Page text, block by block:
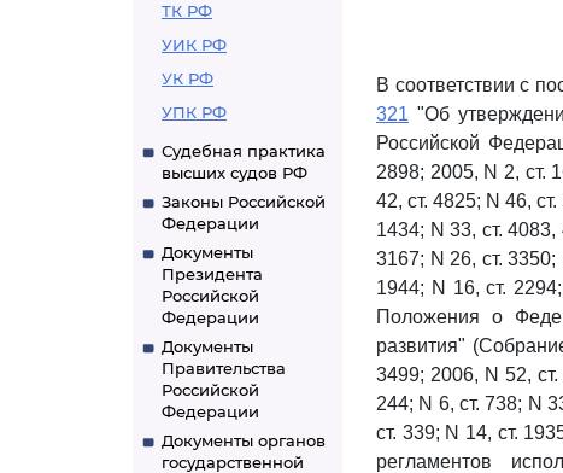
ТК РФ
УИК РФ
УК РФ
УПК РФ
Судебная практика
высших судов РФ
Законы Российской
Федерации
Документы
Президента
Российской
Федерации
Документы
Правительства
Российской
Федерации
Документы органов
государственной
В соответствии с
321 "Об
Российской
2898; 2005, N 2, ст.
42, ст. 4825; N 46,
1434; N 33, ст. 4083,
3167; N 26, ст. 3350;
1944; N 16, ст.
Положения о
развития"
3499; 2006, N 52,
244; N 6, ст. 738; N
ст. 339; N 14, ст.
регламентов